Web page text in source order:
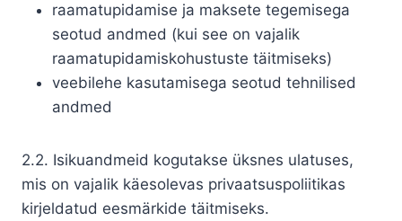
raamatupidamise ja maksete tegemisega
seotud andmed (kui see on vajalik
raamatupidamiskohustuste täitmiseks)
veebilehe kasutamisega seotud tehnilised
andmed
2.2. Isikuandmeid kogutakse üksnes ulatuses,
mis on vajalik käesolevas privaatsuspoliitikas
kirjeldatud eesmärkide täitmiseks.